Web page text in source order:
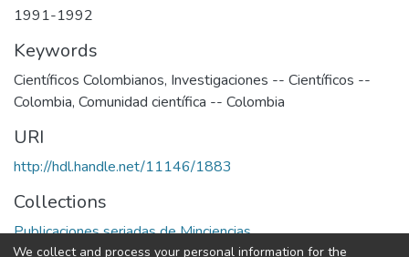
1991-1992
Keywords
Científicos Colombianos, Investigaciones -- Científicos --
Colombia, Comunidad científica -- Colombia
URI
http://hdl.handle.net/11146/1883
Collections
Publicaciones seriadas de Minciencias
We collect and process your personal information for the